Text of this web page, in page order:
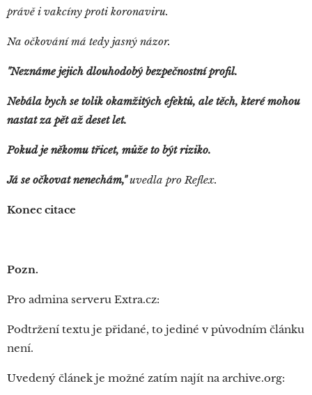
právě i vakcíny proti koronaviru.
Na očkování má tedy jasný názor.
"Neznáme jejich dlouhodobý bezpečnostní profil.
Nebála bych se tolik okamžitých efektů, ale těch, které mohou
nastat za pět až deset let.
Pokud je někomu třicet, může to být riziko.
Já se očkovat nenechám,"uvedla pro Reflex.
Konec citace
Pozn.
Pro admina serveru Extra.cz:
Podtržení textu je přidané, to jediné v původním článku
není.
Uvedený článek je možné zatím najít na archive.org: